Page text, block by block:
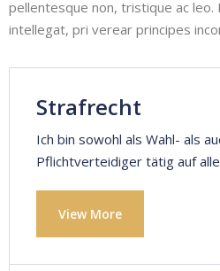
pellentesque non, tristique ac
intellegat, pri verear principes
Strafrecht
Ich bin sowohl als Wahl- als
Pflichtverteidiger tätig auf
View More